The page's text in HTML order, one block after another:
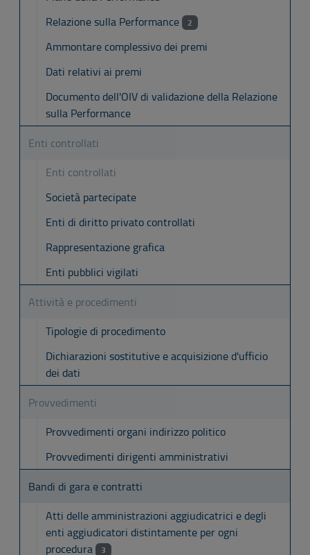
Relazione sulla Performance
2
Ammontare complessivo dei premi
Dati relativi ai premi
Documento dell'OIV di validazione della Relazione
sulla Performance
Enti controllati
Enti controllati
Società partecipate
Enti di diritto privato controllati
Rappresentazione grafica
Enti pubblici vigilati
Attività e procedimenti
Tipologie di procedimento
Dichiarazioni sostitutive e acquisizione d'ufficio
dei dati
Provvedimenti
Provvedimenti organi indirizzo politico
Provvedimenti dirigenti amministrativi
Bandi di gara e contratti
Atti delle amministrazioni aggiudicatrici e degli
enti aggiudicatori distintamente per ogni
procedura
3